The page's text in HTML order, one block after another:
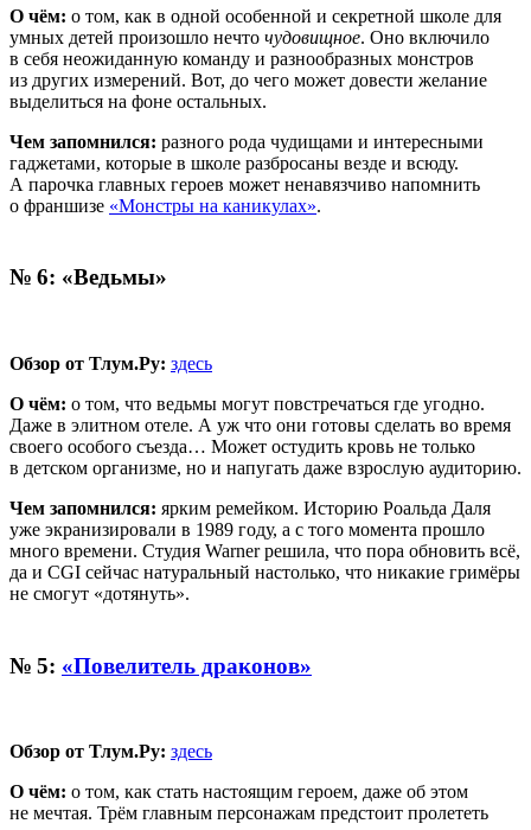
О чём: о том, как в одной особенной и секретной школе для
умных детей произошло нечто чудовищное. Оно включило
в себя неожиданную команду и разнообразных монстров
из других измерений. Вот, до чего может довести желание
выделиться на фоне остальных.
Чем запомнился: разного рода чудищами и интересными
гаджетами, которые в школе разбросаны везде и всюду.
А парочка главных героев может ненавязчиво напомнить
о франшизе «Монстры на каникулах».
№ 6: «Ведьмы»
Обзор от Тлум.Ру: здесь
О чём: о том, что ведьмы могут повстречаться где угодно.
Даже в элитном отеле. А уж что они готовы сделать во время
своего особого съезда… Может остудить кровь не только
в детском организме, но и напугать даже взрослую аудиторию.
Чем запомнился: ярким ремейком. Историю Роальда Даля
уже экранизировали в 1989 году, а с того момента прошло
много времени. Студия Warner решила, что пора обновить всё,
да и CGI сейчас натуральный настолько, что никакие гримёры
не смогут «дотянуть».
№ 5: «Повелитель драконов»
Обзор от Тлум.Ру: здесь
О чём: о том, как стать настоящим героем, даже об этом
не мечтая. Трём главным персонажам предстоит пролететь